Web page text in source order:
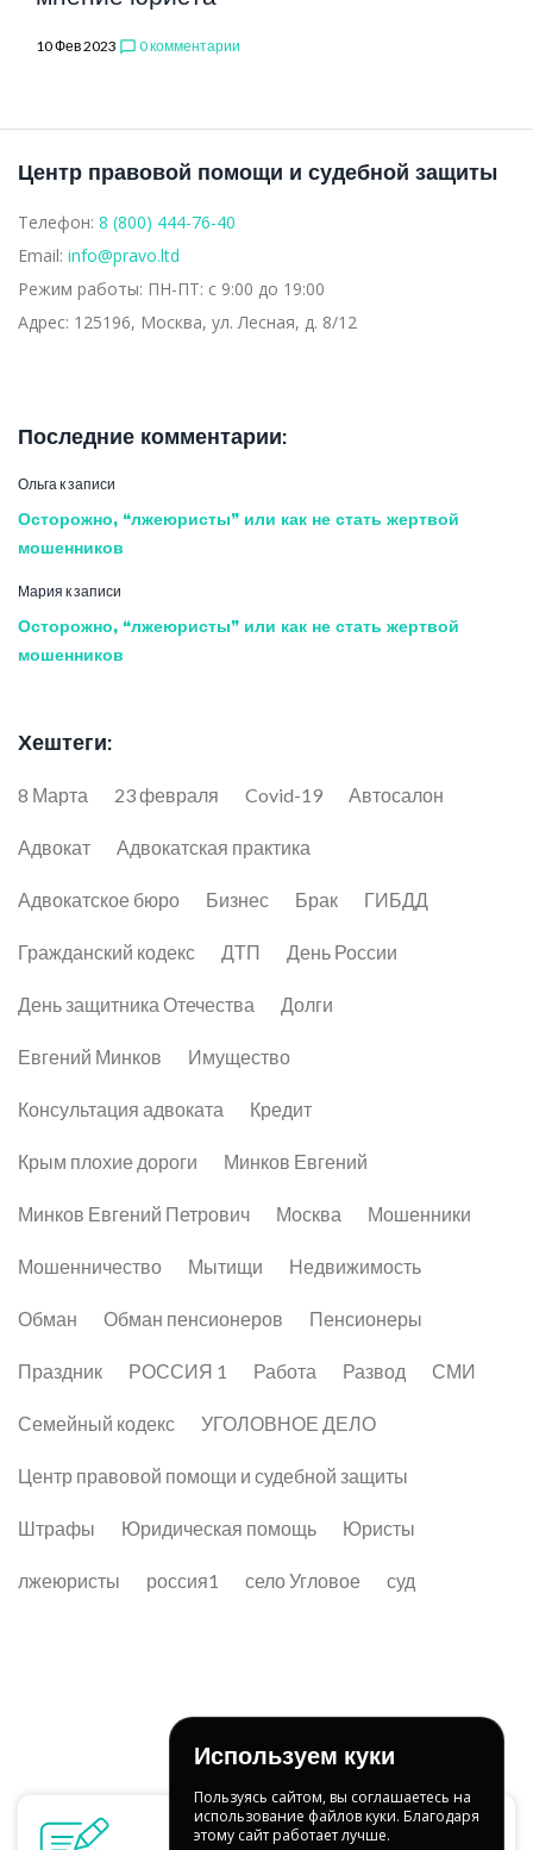
10 Фев 2023 chat_bubble_outline 0 комментарии
Центр правовой помощи и судебной защиты
Телефон: 8 (800) 444-76-40
Email: info@pravo.ltd
Режим работы: ПН-ПТ: с 9:00 до 19:00
Адрес: 125196, Москва, ул. Лесная, д. 8/12
Последние комментарии:
Ольга к записи
Осторожно, “лжеюристы” или как не стать жертвой
мошенников
Мария к записи
Осторожно, “лжеюристы” или как не стать жертвой
мошенников
Хештеги:
8 Марта 23 февраля Covid-19 Автосалон
Адвокат Адвокатская практика
Адвокатское бюро Бизнес Брак ГИБДД
Гражданский кодекс ДТП День России
День защитника Отечества Долги
Евгений Минков Имущество
Консультация адвоката Кредит
Крым плохие дороги Минков Евгений
Минков Евгений Петрович Москва Мошенники
Мошенничество Мытищи Недвижимость
Обман Обман пенсионеров Пенсионеры
Праздник РОССИЯ 1 Работа Развод СМИ
Семейный кодекс УГОЛОВНОЕ ДЕЛО
Центр правовой помощи и судебной защиты
Штрафы Юридическая помощь Юристы
лжеюристы россия1 село Угловое суд
Используем куки
Пользуясь сайтом, вы соглашаетесь на
использование файлов куки. Благодаря
этому сайт работает лучше.